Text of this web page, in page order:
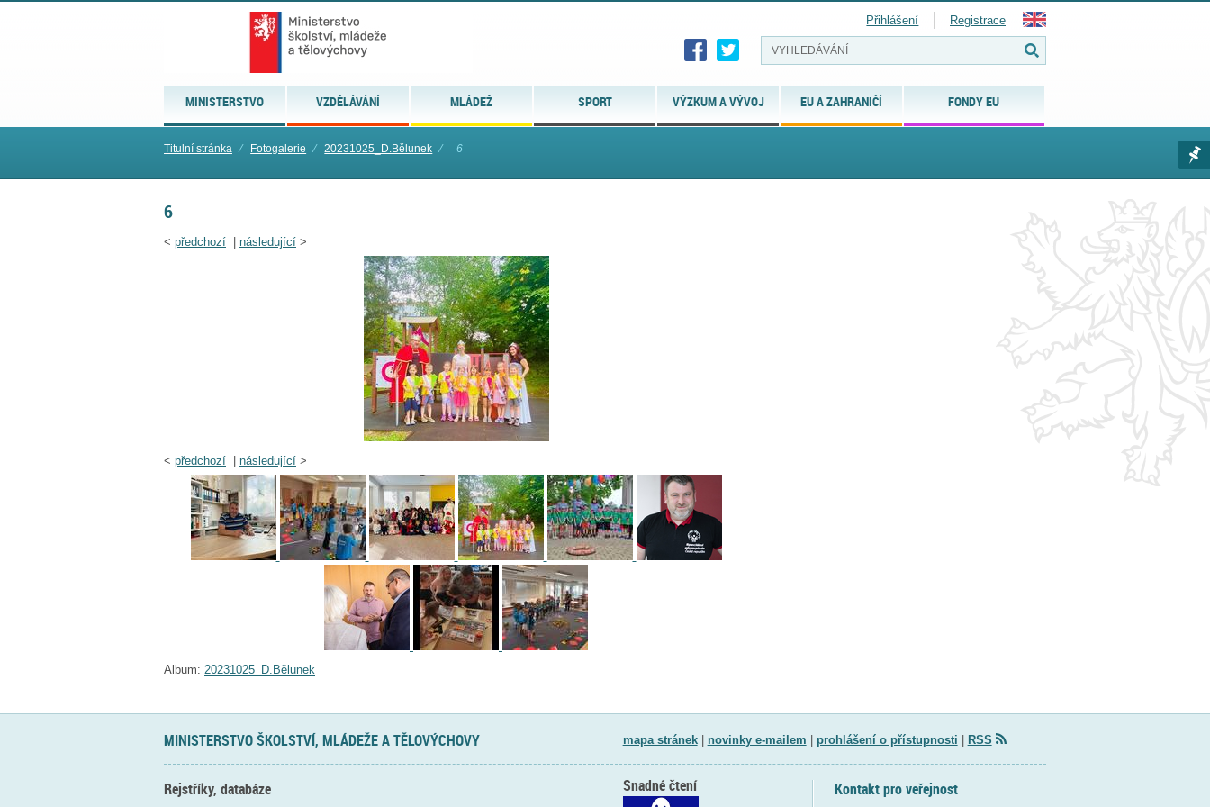
MINISTERSTVO VZDĚLÁVÁNÍ MLÁDEŽ SPORT VÝZKUM A VÝVOJ EU A ZAHRANIČÍ FONDY EU
Přihlášení Registrace
Titulní stránka ⁄ Fotogalerie ⁄ 20231025_D.Bělunek ⁄ 6
6
< předchozí následující >
< předchozí následující >
Album: 20231025_D.Bělunek
MINISTERSTVO ŠKOLSTVÍ, MLÁDEŽE A TĚLOVÝCHOVY mapa stránek| novinky e-mailem prohlášení o přístupnosti RSS
Rejstříky, databáze Kontakt pro veřejnost
Snadné čtení